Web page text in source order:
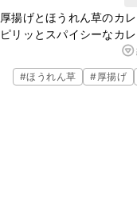
厚揚げとほうれん草のカ
ピリッとスパイシーなカ
お酒にもごはんにも合い
しくださいね。
#ほうれん草 #厚揚げ